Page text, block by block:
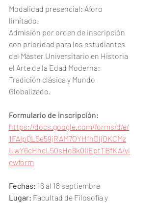
Modalidad presencial: Aforo
limitado.
Admisión por orden de inscripción
con prioridad para los estudiantes
del Máster Universitario en Historia
el Arte de la Edad Moderna:
Tradición clásica y Mundo
Globalizado.
Formulario de inscripción:
https://docs.google.com/forms/d/e/
1FAIpQLSe59jRAM7OYHfhDljOKCMz
UwY6cHhcL50sHo8k0IIEptTBfKA/vi
ewform
Fechas: 16 al 18 septiembre
Lugar: Facultad de Filosofía y